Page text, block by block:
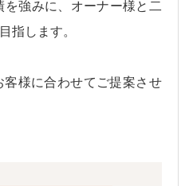
強みに、オーナー様と二
指します。
客様に合わせてご提案させ